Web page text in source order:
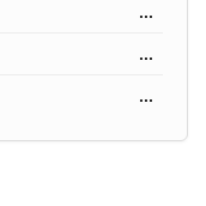
...
...
...